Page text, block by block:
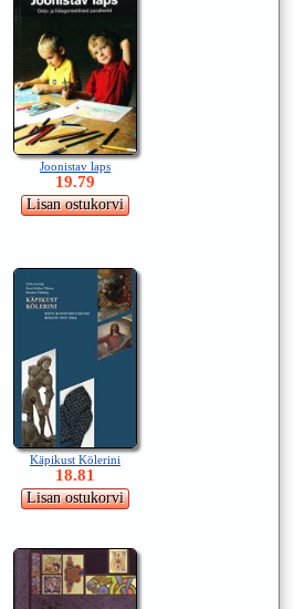
Joonistav laps
19.79
Käpikust Kölerini
18.81